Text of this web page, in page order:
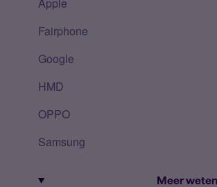
Fairphone
Google
HMD
OPPO
Samsung
Meer